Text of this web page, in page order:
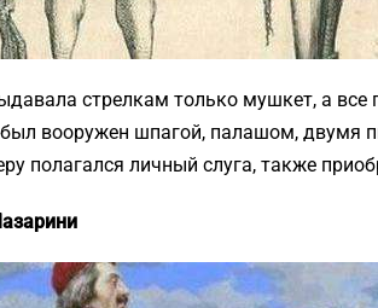
стрелкам только мушкет, а
вооружен шпагой, палашом, двумя
полагался личный слуга, также